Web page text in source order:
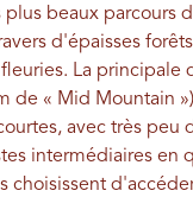
beaux parcours
d'épaisses
La principale
de « Mid Mountain
avec très peu
intermédiaires en
choisissent